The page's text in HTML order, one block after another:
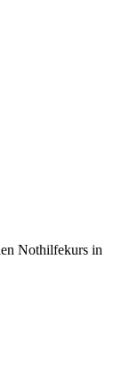
Nothilfekurs in